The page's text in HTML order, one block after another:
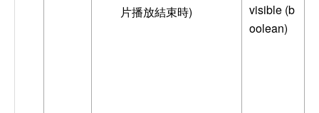
片播放結束時)
visible (b
oolean)